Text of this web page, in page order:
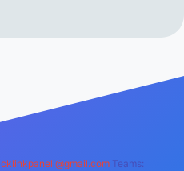
Teams: